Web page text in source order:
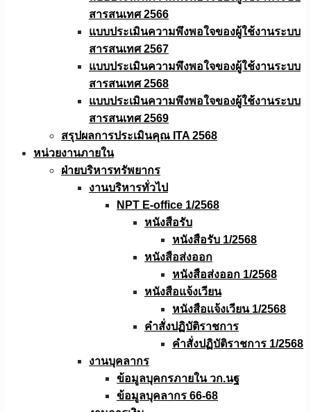
สารสนเทศ 2566
แบบประเมินความพึงพอใจของผู้ใช้งานระบบ
สารสนเทศ 2567
แบบประเมินความพึงพอใจของผู้ใช้งานระบบ
สารสนเทศ 2568
แบบประเมินความพึงพอใจของผู้ใช้งานระบบ
สารสนเทศ 2569
สรุปผลการประเมินคุณ ITA 2568
หน่วยงานภายใน
ฝ่ายบริหารทรัพยากร
งานบริหารทั่วไป
NPT E-office 1/2568
หนังสือรับ
หนังสือรับ 1/2568
หนังสือส่งออก
หนังสือส่งออก 1/2568
หนังสือแจ้งเวียน
หนังสือเเจ้งเวียน 1/2568
คำสั่งปฏิบัติราชการ
คำสั่งปฏิบัติราชการ 1/2568
งานบุคลากร
ข้อมูลบุคกรภายใน วก.นฐ
ข้อมูลบุคลากร 66-68